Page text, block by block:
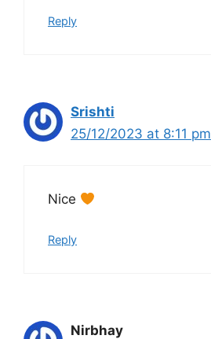
Reply
Srishti
25/12/2023 at 8:11 pm
Nice
Reply
Nirbhay